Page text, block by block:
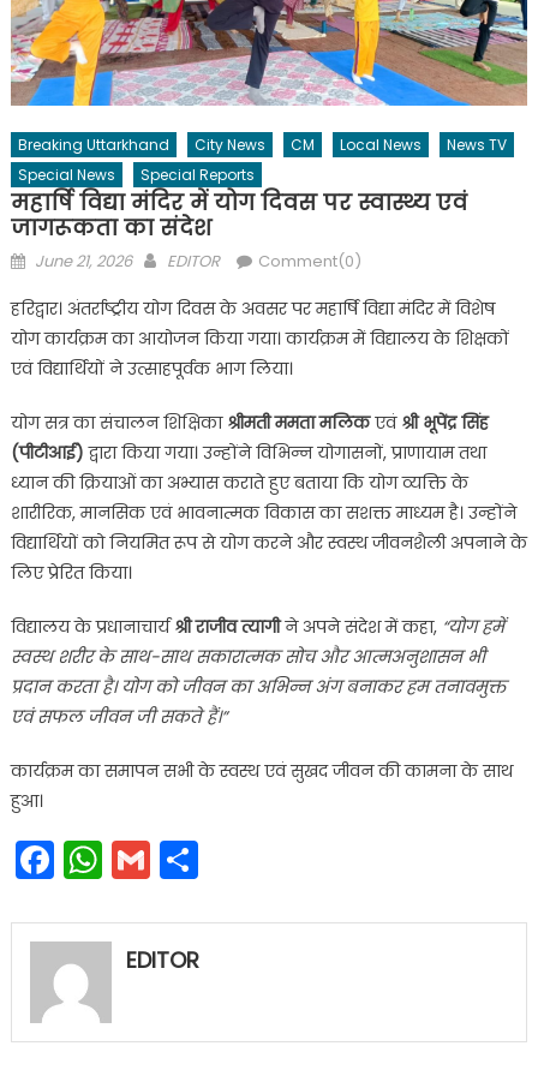
Breaking Uttarkhand City News CM Local News
News TV
Special News
Special Reports
महार्षि विद्या मंदिर में योग दिवस पर स्वास्थ्य एवं
जागरूकता का संदेश
Posted
June 21, 2026 Author
EDITOR Comment(0)
हरिद्वार। अंतर्राष्ट्रीय योग दिवस के अवसर पर महार्षि विद्या मंदिर में विशेष
योग कार्यक्रम का आयोजन किया गया। कार्यक्रम में विद्यालय के शिक्षकों
एवं विद्यार्थियों ने उत्साहपूर्वक भाग लिया।
योग सत्र का संचालन शिक्षिका श्रीमती ममता मलिकएवं श्री भूपेंद्र सिंह
(पीटीआई) द्वारा किया गया। उन्होंने विभिन्न योगासनों, प्राणायाम तथा
ध्यान की क्रियाओं का अभ्यास कराते हुए बताया कि योग व्यक्ति के
शारीरिक, मानसिक एवं भावनात्मक विकास का सशक्त माध्यम है। उन्होंने
विद्यार्थियों को नियमित रूप से योग करने और स्वस्थ जीवनशैली अपनाने के
लिए प्रेरित किया।
विद्यालय के प्रधानाचार्यश्री राजीव त्यागीने अपने संदेश में कहा, “योग हमें
स्वस्थ शरीर के साथ-साथ सकारात्मक सोच और आत्मअनुशासन भी
प्रदान करता है। योग को जीवन का अभिन्न अंग बनाकर हम तनावमुक्त
एवं सफल जीवन जी सकते हैं।”
कार्यक्रम का समापन सभी के स्वस्थ एवं सुखद जीवन की कामना के साथ
हुआ।
Facebook
WhatsApp
GmailShare
EDITOR